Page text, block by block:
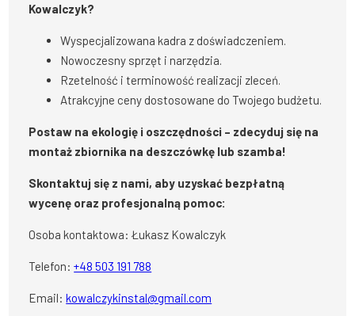
Kowalczyk?
Wyspecjalizowana kadra z doświadczeniem.
Nowoczesny sprzęt i narzędzia.
Rzetelność i terminowość realizacji zleceń.
Atrakcyjne ceny dostosowane do Twojego budżetu.
Postaw na ekologię i oszczędności – zdecyduj się na
montaż zbiornika na deszczówkę lub szamba!
Skontaktuj się z nami, aby uzyskać bezpłatną
wycenę oraz profesjonalną pomoc:
Osoba kontaktowa: Łukasz Kowalczyk
Telefon:+48 503 191 788
Email:kowalczykinstal@gmail.com